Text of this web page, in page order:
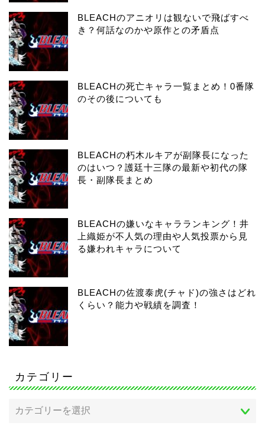
BLEACHのアニオリは観ないで飛ばすべ
き？何話なのかや原作との矛盾点
BLEACHの死亡キャラ一覧まとめ！0番隊
のその後についても
BLEACHの朽木ルキアが副隊長になった
のはいつ？護廷十三隊の最新や初代の隊
長・副隊長まとめ
BLEACHの嫌いなキャラランキング！井
上織姫が不人気の理由や人気投票から見
る嫌われキャラについて
BLEACHの佐渡泰虎(チャド)の強さはどれ
くらい？能力や戦績を調査！
カテゴリー